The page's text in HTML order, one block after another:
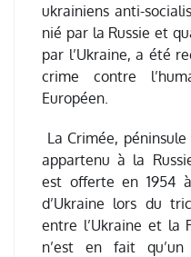
ukrainiens anti-
nié par la Russie et
par l’Ukraine, a été
crime contre
Européen.
La Crimée,
appartenu à la
est offerte en 1954
d’Ukraine lors du
entre l’Ukraine et la
n’est en fait